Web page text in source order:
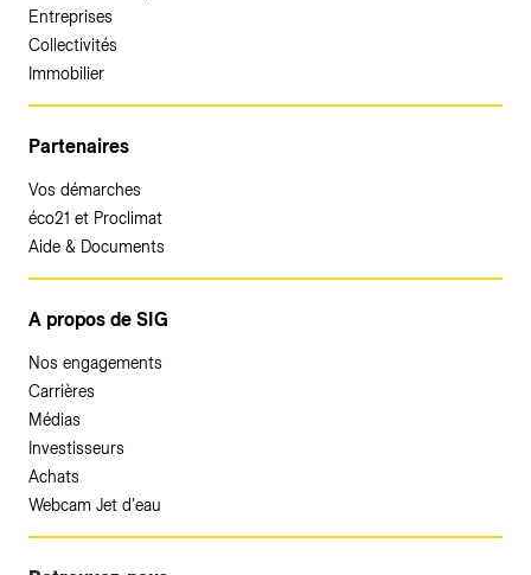
Entreprises
Collectivités
Immobilier
Partenaires
Vos démarches
éco21 et Proclimat
Aide & Documents
A propos de SIG
Nos engagements
Carrières
Médias
Investisseurs
Achats
Webcam Jet d'eau